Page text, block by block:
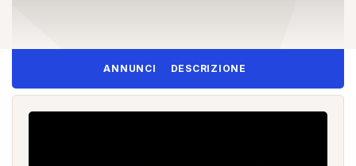
ANNUNCI DESCRIZIONE